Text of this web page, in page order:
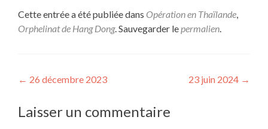
Cette entrée a été publiée dans Opération en Thaïlande,
Orphelinat de Hang Dong. Sauvegarder lepermalien.
Navigation de l’article
← 26 décembre 2023 23 juin 2024 →
Laisser un commentaire